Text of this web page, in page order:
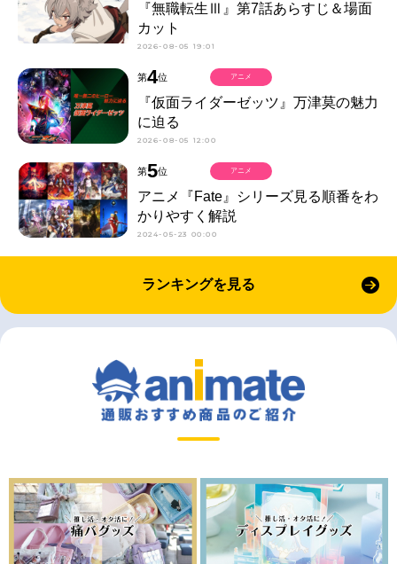
『無職転生Ⅲ』第7話あらすじ＆場面
カット
2026-08-05 19:01
第4位
『仮面ライダーゼッツ』万津莫の魅力
に迫る
2026-08-05 12:00
アニメ
第5位
アニメ『Fate』シリーズ見る順番をわ
かりやすく解説
2024-05-23 00:00
アニメ
ランキングを見る